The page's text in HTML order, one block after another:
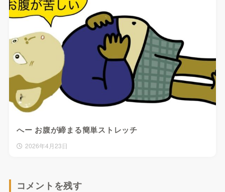
へー お腹が締まる簡単ストレッチ
2026年4月23日
コメントを残す